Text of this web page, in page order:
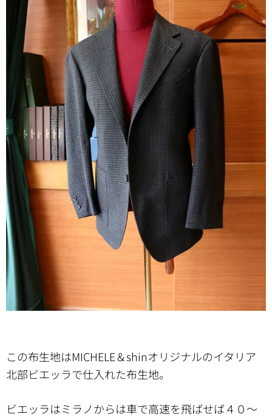
この布生地はMICHELE＆shinオリジナルのイタリア
北部ビエッラで仕入れた布生地。
ビエッラはミラノからは車で高速を飛ばせば４０～